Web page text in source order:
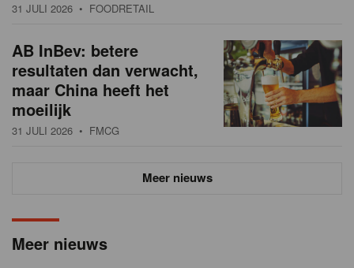
Meer nieuws
31 JULI 2026 • FOODRETAIL
AB InBev: betere
resultaten dan verwacht,
maar China heeft het
moeilijk
31 JULI 2026 • FMCG
Meer nieuws